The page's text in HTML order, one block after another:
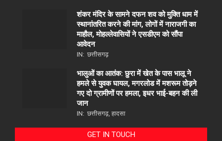
शंकर मंदिर के सामने दफन शव को मुक्ति धाम में
स्थानांतरित करने की मांग, लोगों में नाराजगी का
माहौल, मोहल्लेवासियों ने एसडीएम को सौंपा
आवेदन
IN: छत्तीसगढ़
भालुओं का आतंक: छुरा में खेत के पास भालू ने
हमले से युवक घायल, मगरलोड में मशरूम तोड़ने
गए दो ग्रामीणों पर हमला, इधर भाई-बहन की ली
जान
IN: छत्तीसगढ़ हादसा
GET IN TOUCH